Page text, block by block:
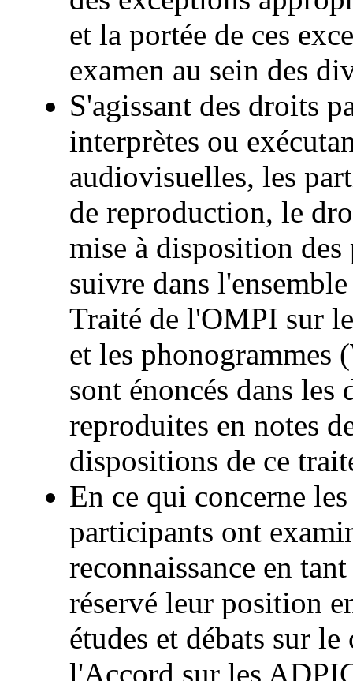
et la portée de ces
examen au sein des
S'agissant des droits
interprètes ou
audiovisuelles, les
de reproduction, le
mise à disposition
suivre dans
Traité de l'OMPI sur
et les phonogrammes
sont énoncés dans les
reproduites en notes
dispositions de ce
En ce qui concerne
participants ont
reconnaissance en
réservé leur position
études et débats sur
l'Accord sur les